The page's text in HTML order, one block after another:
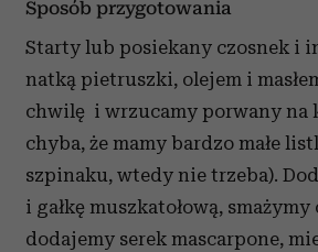
Sposób przygotowania
Starty lub posiekany czosnek i
natką pietruszki, olejem i
chwilę i wrzucamy porwany na
chyba, że mamy bardzo małe
szpinaku, wtedy nie trzeba).
i gałkę muszkatołową,
dodajemy serek mascarpone,